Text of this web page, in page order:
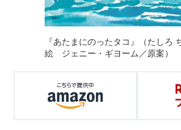
『あたまにのったタコ』（たしろ
絵 ジェニー・ギヨーム／原案）